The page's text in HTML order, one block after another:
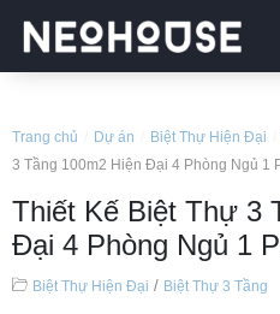
Trang chủ Dự án Biệt Thự Hiện Đại
3 Tầng 100m2 Hiện Đại 4 Phòng Ngủ 1
Thiết Kế Biệt Thự 3
Đại 4 Phòng Ngủ 1
Biệt Thự Hiện Đại / Biệt Thự 3 Tầng